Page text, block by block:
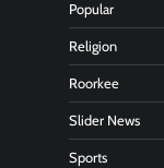
Popular
Religion
Roorkee
Slider News
Sports